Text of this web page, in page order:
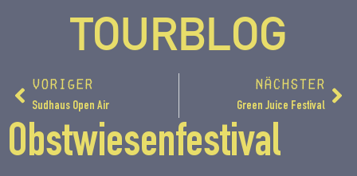
TOURBLOG
VORIGER
Sudhaus Open Air
NÄCHSTER
Green Juice Festival
Obstwiesenfestival